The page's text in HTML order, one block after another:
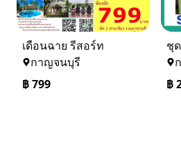
เดือนฉาย รีสอร์ท
กาญจนบุรี
฿799
฿